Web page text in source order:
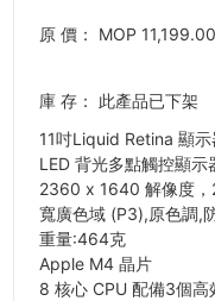
原 價： MOP 11,199.00
庫 存：
此產品已下架
11吋Liquid Retina 顯示
LED 背光多點觸控顯示
2360 x 1640 解像度
寬廣色域 (P3),原色調,
重量:464克
Apple M4 晶片
8 核心 CPU 配備3個